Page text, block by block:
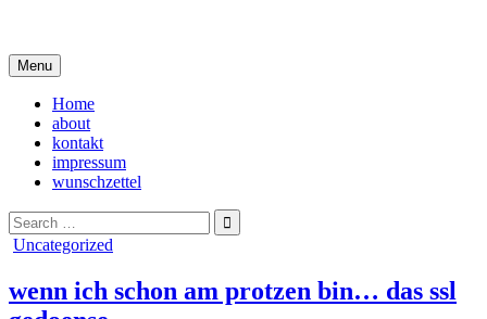
content
Menu
Home
about
kontakt
impressum
wunschzettel
Search
for:
Posted
Uncategorized
wenn ich schon am protzen bin… das ssl